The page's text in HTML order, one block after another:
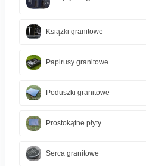
Książki granitowe
Papirusy granitowe
Poduszki granitowe
Prostokątne płyty
Serca granitowe